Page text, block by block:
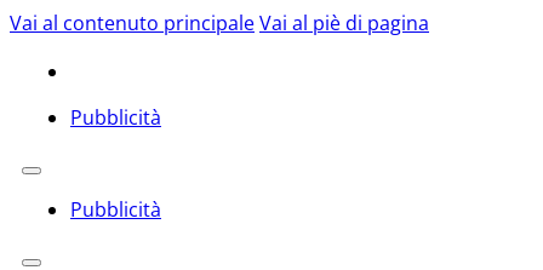
Vai al contenuto principaleVai al piè di pagina
Pubblicità
Pubblicità